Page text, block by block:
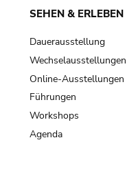
SEHEN & ERLEBEN
Dauerausstellung
Wechselausstellungen
Online-Ausstellungen
Führungen
Workshops
Agenda